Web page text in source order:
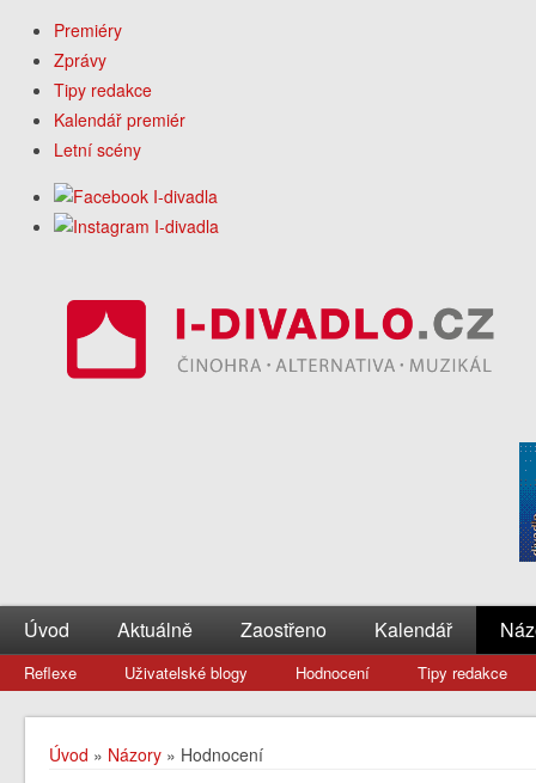
Premiéry
Zprávy
Tipy redakce
Kalendář premiér
Letní scény
Úvod Aktuálně Zaostřeno Kalendář
Reflexe Uživatelské blogy Hodnocení Tipy redakce
Úvod » Názory » Hodnocení